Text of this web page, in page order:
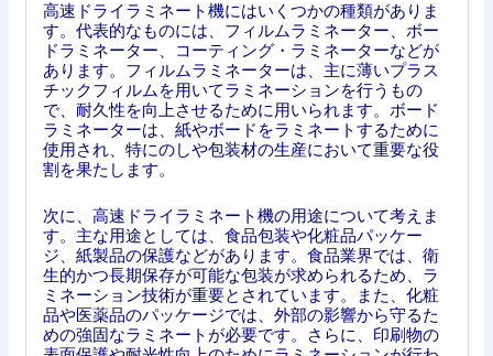
高速ドライラミネート機にはいくつかの種類がありま
す。代表的なものには、フィルムラミネーター、ボー
ドラミネーター、コーティング・ラミネーターなどが
あります。フィルムラミネーターは、主に薄いプラス
チックフィルムを用いてラミネーションを行うもの
で、耐久性を向上させるために用いられます。ボード
ラミネーターは、紙やボードをラミネートするために
使用され、特にのしや包装材の生産において重要な役
割を果たします。
次に、高速ドライラミネート機の用途について考えま
す。主な用途としては、食品包装や化粧品パッケー
ジ、紙製品の保護などがあります。食品業界では、衛
生的かつ長期保存が可能な包装が求められるため、ラ
ミネーション技術が重要とされています。また、化粧
品や医薬品のパッケージでは、外部の影響から守るた
めの強固なラミネートが必要です。さらに、印刷物の